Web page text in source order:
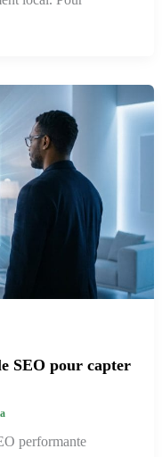
SEO pour capter
performante